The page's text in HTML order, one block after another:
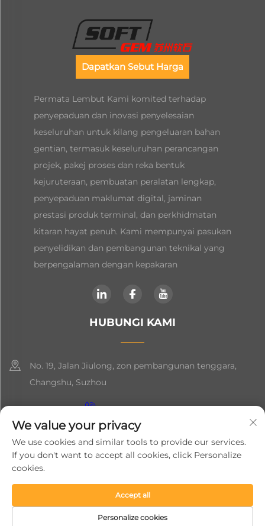
Dapatkan Sebut Harga
Permata Lembut Kami komited terhadap
penyepaduan dan inovasi penyelesaian
keseluruhan untuk kilang pengeluaran bahan
gentian, termasuk keseluruhan perancangan
projek, pakej proses dan reka bentuk
kejuruteraan, pembuatan peralatan lengkap,
penyepaduan maklumat digital, jaminan
prestasi produk terminal, dan perkhidmatan
kitaran hayat penuh. Kami mempunyai pasukan
penyelidikan dan pembangunan teknikal yang
berpengalaman dengan kepakaran
HUBUNGI KAMI
No. 19, Jalan Jiulong, zon pembangunan tenggara,
Changshu, Suzhou
+86-19906239903
[email protected]
+86-13852981437
Hak Cipta © 2024 Suzhou Soft Gem Intelligent Equipment Co.,
Ltd. Dasar Privasi
We value your privacy
We use cookies and similar tools to provide our services.
If you don't want to accept all cookies, click Personalize
cookies.
Personalize cookies
Accept all